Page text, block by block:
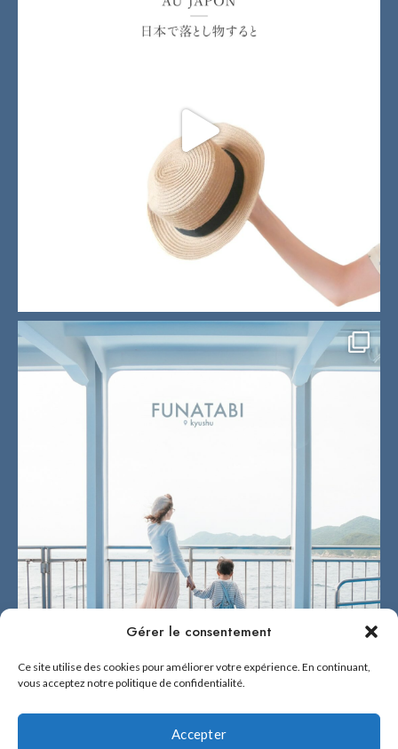
Gérer le consentement
Ce site utilise des cookies pour améliorer votre expérience. En continuant,
vous acceptez notre politique de confidentialité.
Accepter